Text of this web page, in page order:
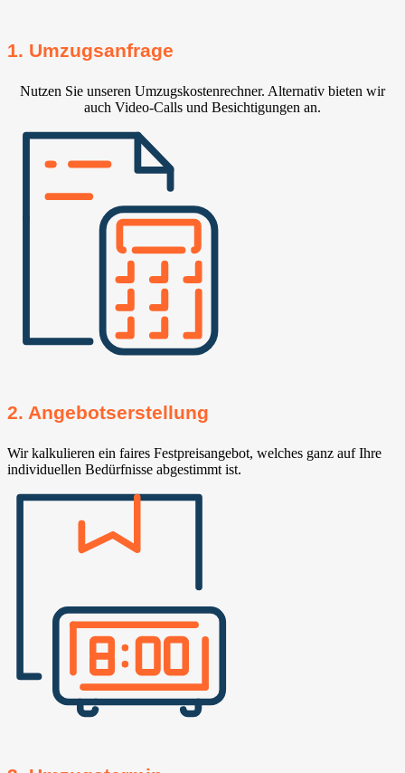
1. Umzugsanfrage
Nutzen Sie unseren Umzugskostenrechner. Alternativ bieten wir
auch Video-Calls und Besichtigungen an.
2. Angebotserstellung
Wir kalkulieren ein faires Festpreisangebot, welches ganz auf Ihre
individuellen Bedürfnisse abgestimmt ist.